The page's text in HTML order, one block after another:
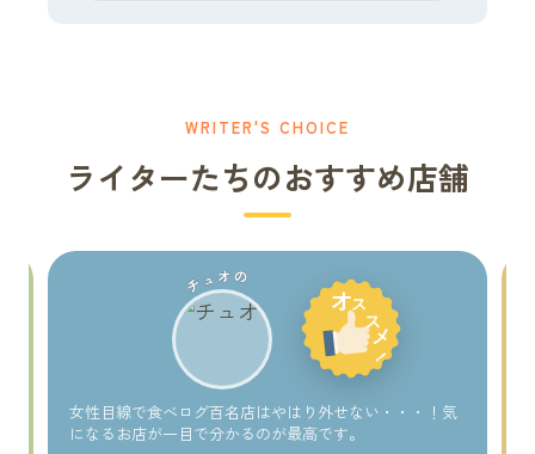
WRITER'S CHOICE
ライターたちのおすすめ店舗
チュオの
女性目線で食べログ百名店はやはり外せない・・・！気
になるお店が一目で分かるのが最高です。